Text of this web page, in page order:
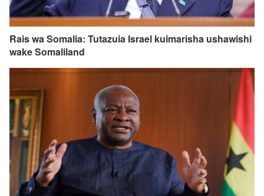
Rais wa Somalia: Tutazuia Israel kuimarisha ushawishi
wake Somaliland